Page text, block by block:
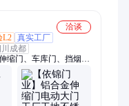
洽谈
L2 真实工厂
川成都
缩门、车库门、挡烟垂
防火卷帘、大门电动、
无机布防火、工业门、
门、欧式车库门、气密